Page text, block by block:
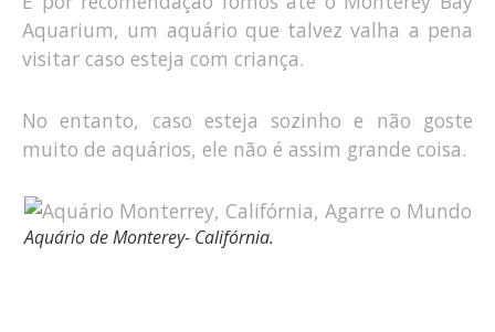
Aquarium, um aquário que talvez valha a pena
visitar caso esteja com criança.
No entanto, caso esteja sozinho e não goste
muito de aquários, ele não é assim grande coisa.
Aquário de Monterey- Califórnia.